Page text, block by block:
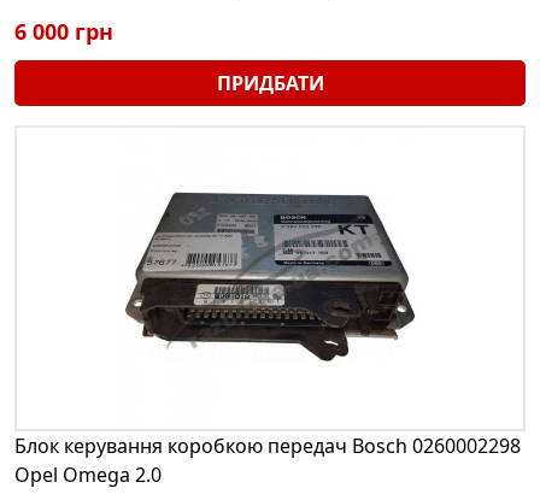
6 000 грн
ПРИДБАТИ
Блок керування коробкою передач Bosch 0260002298
Opel Omega 2.0